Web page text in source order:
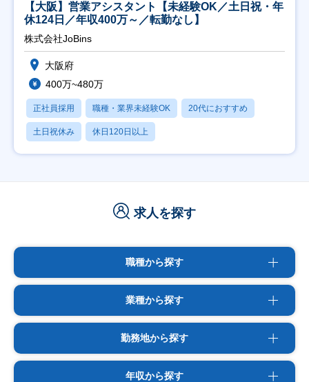
【大阪】営業アシスタント【未経験OK／土日祝・年
休124日／年収400万～／転勤なし】
株式会社JoBins
大阪府
400万~480万
正社員採用 職種・業界未経験OK 20代におすすめ
土日祝休み 休日120日以上
求人を探す
職種から探す
業種から探す
勤務地から探す
年収から探す